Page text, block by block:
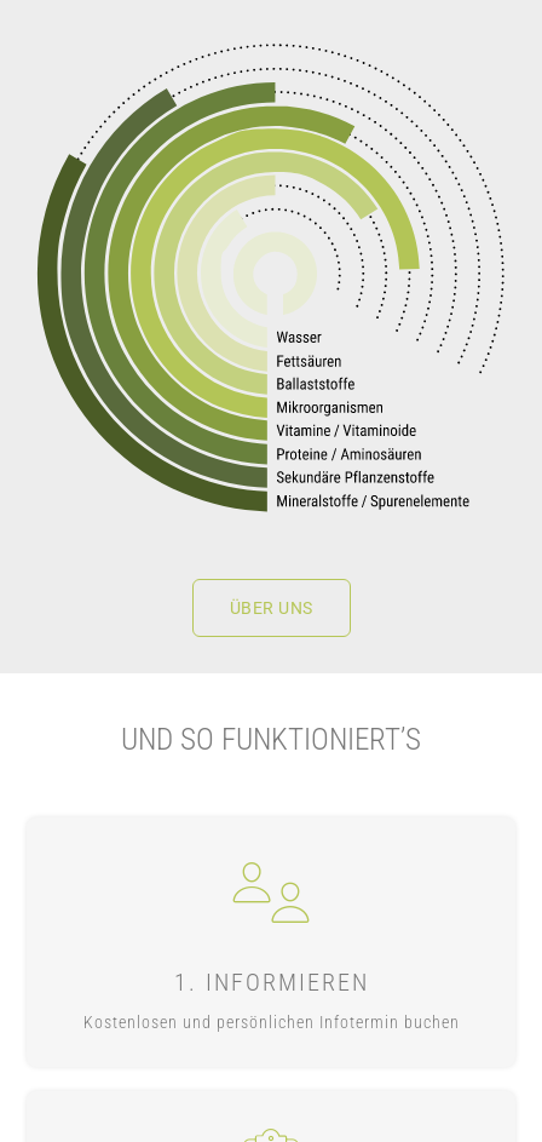
ÜBER UNS
UND SO FUNKTIONIERT’S
1. INFORMIEREN
Kostenlosen und persönlichen Infotermin buchen